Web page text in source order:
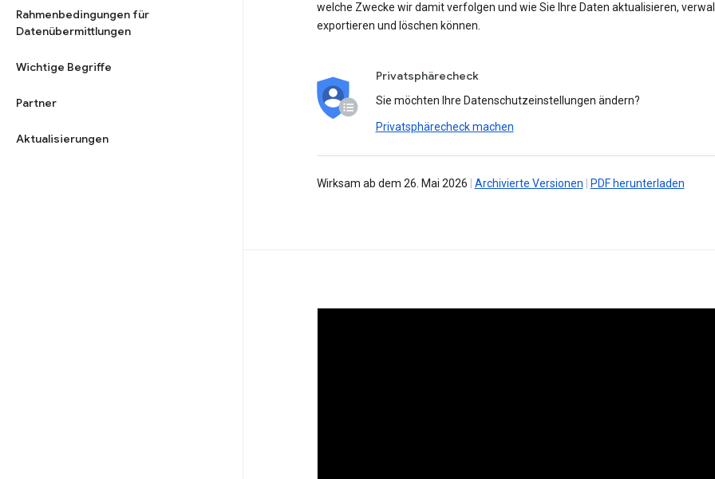
Rahmenbedingungen für
Datenübermittlungen
Wichtige Begriffe
Partner
Aktualisierungen
welche Zwecke wir damit verfolgen und wie Sie Ihre Daten aktualisieren,
exportieren und löschen können.
Privatsphärecheck
Sie möchten Ihre Datenschutzeinstellungen ändern?
Privatsphärecheck machen
Wirksam ab dem 26. Mai 2026 Archivierte Versionen PDF herunterladen